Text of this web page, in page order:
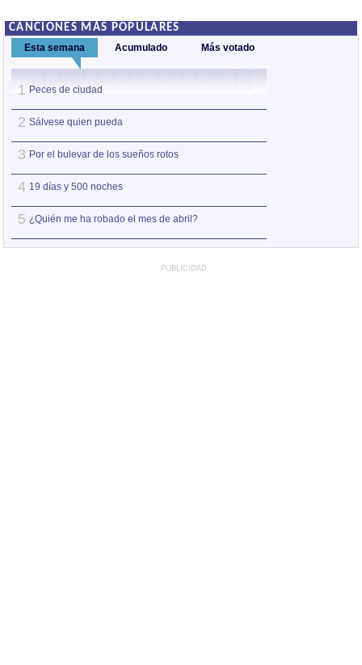
CANCIONES MÁS POPULARES
Esta semana Acumulado Más votado
1 Peces de ciudad
2 Sálvese quien pueda
3 Por el bulevar de los sueños rotos
4 19 días y 500 noches
5 ¿Quién me ha robado el mes de abril?
PUBLICIDAD